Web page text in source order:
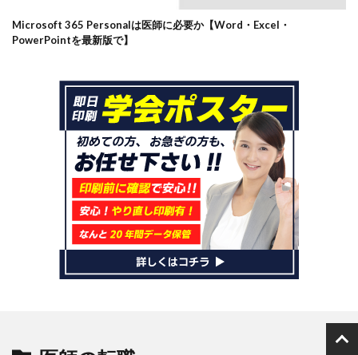
Microsoft 365 Personalは医師に必要か【Word・Excel・
PowerPointを最新版で】